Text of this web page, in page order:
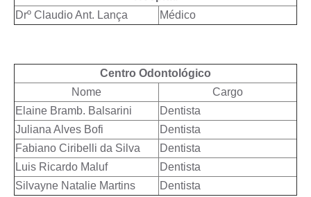
Drº Claudio Ant. Lança
Médico
Centro Odontológico
Nome
Cargo
Elaine Bramb. Balsarini
Dentista
Juliana Alves Bofi
Dentista
Fabiano Ciribelli da Silva
Dentista
Luis Ricardo Maluf
Dentista
Silvayne Natalie Martins
Dentista